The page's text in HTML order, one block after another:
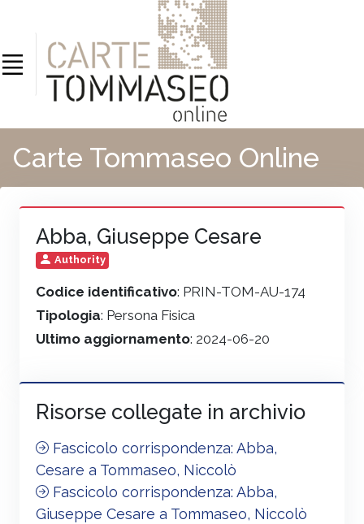
Carte Tommaseo Online
Abba, Giuseppe Cesare
Authority
Codice identificativo: PRIN-TOM-AU-174
Tipologia: Persona Fisica
Ultimo aggiornamento: 2024-06-20
Risorse collegate in archivio
Fascicolo corrispondenza: Abba,
Cesare a Tommaseo, Niccolò
Fascicolo corrispondenza: Abba,
Giuseppe Cesare a Tommaseo, Niccolò